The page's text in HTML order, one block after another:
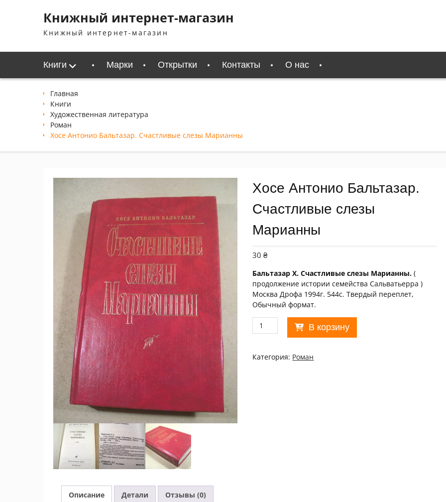
содержимомуКнижный интернет-магазин
Книжный интернет-магазин
Книги Марки Открытки Контакты О нас
Главная
Книги
Xудожественная литература
Роман
Хосе Антонио Бальтазар. Счастливые слезы Марианны
Хосе Антонио Бальтазар.
Счастливые слезы
Марианны
30₴
Бальтазар Х. Счастливые слезы Марианны.(
продолжение истории семейства Сальватьерра )
Москва Дрофа 1994г. 544с. Твердый переплет,
Обычный формат.
Количество
товара
Антонио
Бальтазар.
В корзину
Категория: Роман
Описание Детали Отзывы (0)